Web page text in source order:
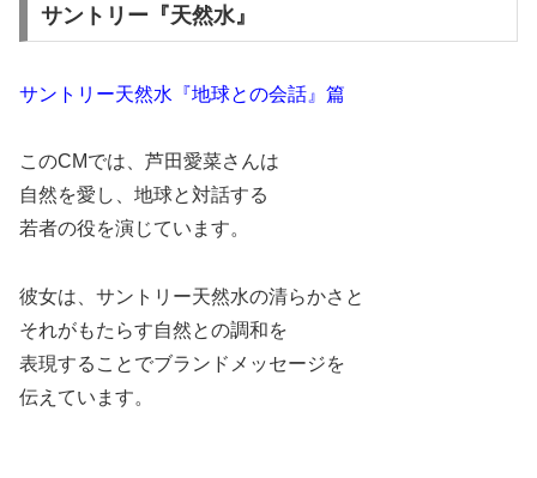
サントリー『天然水』
サントリー天然水『地球との会話』篇
このCMでは、芦田愛菜さんは
自然を愛し、地球と対話する
若者の役を演じています。
彼女は、サントリー天然水の清らかさと
それがもたらす自然との調和を
表現することでブランドメッセージを
伝えています。